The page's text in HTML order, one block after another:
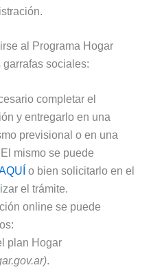
al Programa Hogar
sociales:
completar el
y entregarlo en una
previsional o en una
mismo se puede
o bien solicitarlo en el
el trámite.
online se puede
plan Hogar
.